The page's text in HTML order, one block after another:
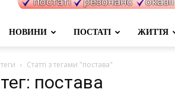
НОВИНИ ПОСТАТІ ЖИТТЯ
теги Статті з тегами "постава"
тег: постава